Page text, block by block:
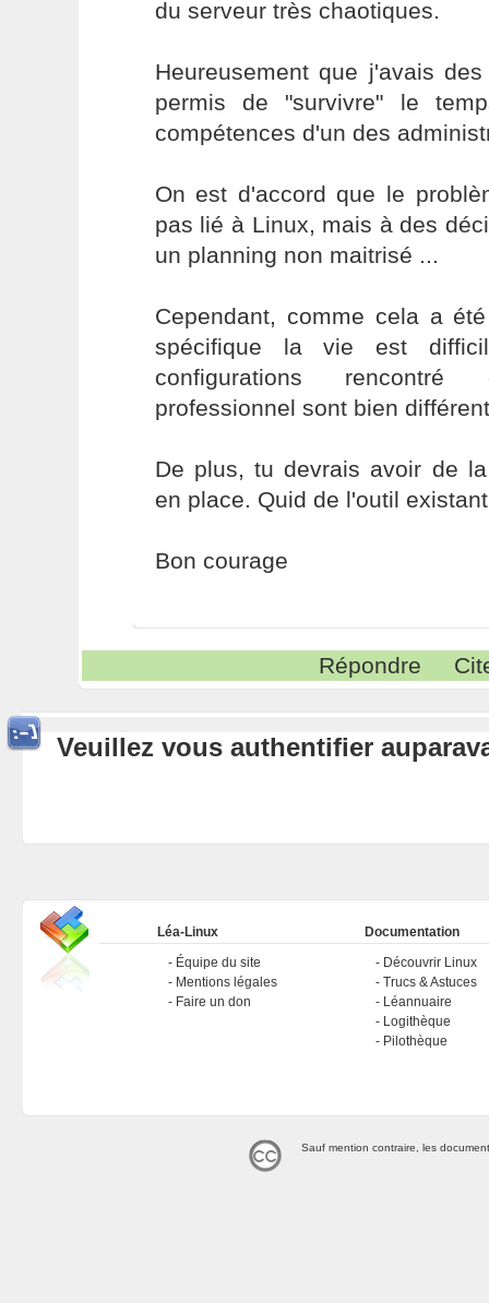
du serveur très chaotiques.
Heureusement que j'avais
permis de "survivre" le
compétences d'un des
On est d'accord que le
pas lié à Linux, mais à des
un planning non maitrisé ...
Cependant, comme cela a
spécifique la vie est
configurations
professionnel sont bien
De plus, tu devrais avoir de
en place. Quid de l'outil
Bon courage
Répondre
Veuillez vous authentifier
Léa-Linux
Équipe du site
Mentions légales
Faire un don
Documentation
Découvrir Linux
Trucs & Astuces
Léannuaire
Logithèque
Pilothèque
Sauf mention contraire, les